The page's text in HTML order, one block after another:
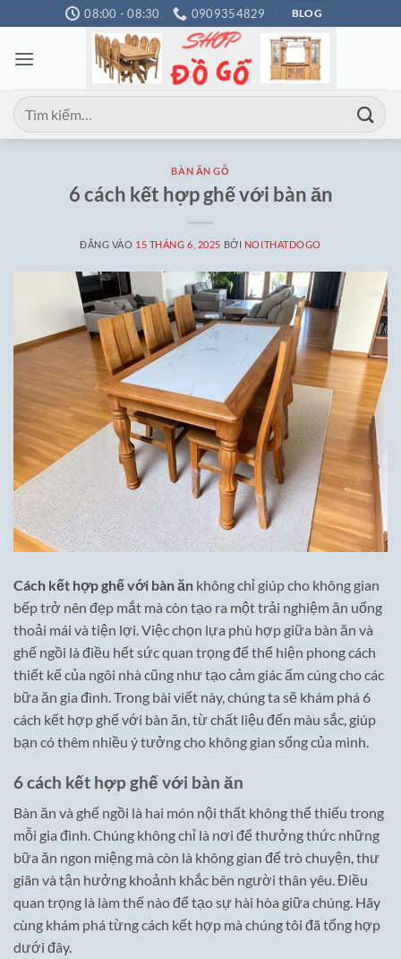
qua
nội
08:00 - 08:30 0909354829 BLOG
Tìm
kiếm:
BÀN ĂN GỖ
6 cách kết hợp ghế với bàn ăn
ĐĂNG VÀO 15 THÁNG 6, 2025 BỞI NOITHATDOGO
Cách kết hợp ghế với bàn ăn không chỉ giúp cho không gian
bếp trở nên đẹp mắt mà còn tạo ra một trải nghiệm ăn uống
thoải mái và tiện lợi. Việc chọn lựa phù hợp giữa bàn ăn và
ghế ngồi là điều hết sức quan trọng để thể hiện phong cách
thiết kế của ngôi nhà cũng như tạo cảm giác ấm cúng cho các
bữa ăn gia đình. Trong bài viết này, chúng ta sẽ khám phá 6
cách kết hợp ghế với bàn ăn, từ chất liệu đến màu sắc, giúp
bạn có thêm nhiều ý tưởng cho không gian sống của mình.
6 cách kết hợp ghế với bàn ăn
Bàn ăn và ghế ngồi là hai món nội thất không thể thiếu trong
mỗi gia đình. Chúng không chỉ là nơi để thưởng thức những
bữa ăn ngon miệng mà còn là không gian để trò chuyện, thư
giãn và tận hưởng khoảnh khắc bên người thân yêu. Điều
quan trọng là làm thế nào để tạo sự hài hòa giữa chúng. Hãy
cùng khám phá từng cách kết hợp mà chúng tôi đã tổng hợp
dưới đây.